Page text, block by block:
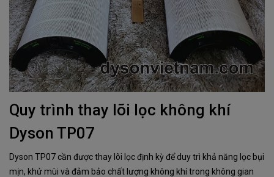
Quy trình thay lõi lọc không khí
Dyson TP07
Dyson TP07 cần được thay lõi lọc định kỳ để duy trì khả năng lọc bụi
mịn, khử mùi và đảm bảo chất lượng không khí trong không gian